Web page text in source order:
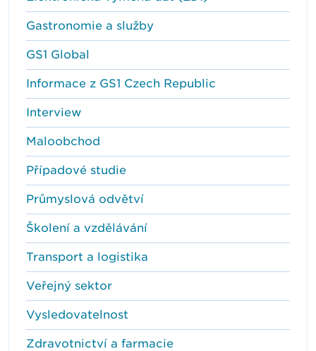
Gastronomie a služby
GS1 Global
Informace z GS1 Czech Republic
Interview
Maloobchod
Případové studie
Průmyslová odvětví
Školení a vzdělávání
Transport a logistika
Veřejný sektor
Vysledovatelnost
Zdravotnictví a farmacie